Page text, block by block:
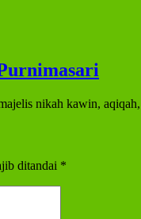
nikah kawin,
ditandai *